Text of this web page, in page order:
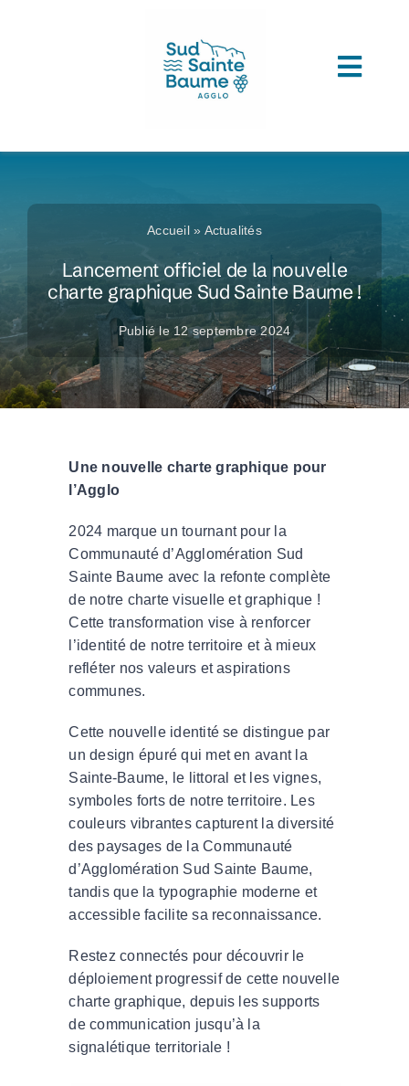
COMPRENDRE L’AGGLOMERATION
CONNAITRE SON ADMINISTRATION
ACCEDER A VOS SERVICES
DECOUVRIR SUD SAINTE BAUME
TOUTES LES ACTUS
LES MÉDIATHÈQUES
Accueil» Actualités
Lancement officiel de la nouvelle
charte graphique Sud Sainte Baume !
Publié le 12 septembre 2024
Une nouvelle charte graphique pour
l’Agglo
2024 marque un tournant pour la
Communauté d’Agglomération Sud
Sainte Baume avec la refonte complète
de notre charte visuelle et graphique !
Cette transformation vise à renforcer
l’identité de notre territoire et à mieux
refléter nos valeurs et aspirations
communes.
Cette nouvelle identité se distingue par
un design épuré qui met en avant la
Sainte-Baume, le littoral et les vignes,
symboles forts de notre territoire. Les
couleurs vibrantes capturent la diversité
des paysages de la Communauté
d’Agglomération Sud Sainte Baume,
tandis que la typographie moderne et
accessible facilite sa reconnaissance.
Restez connectés pour découvrir le
déploiement progressif de cette nouvelle
charte graphique, depuis les supports
de communication jusqu’à la
signalétique territoriale !